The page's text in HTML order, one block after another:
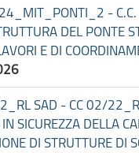
- C.C.
DEL
E DI
SAD - CC 02/22_RL
SICUREZZA DELLA
DI STRUTTURE DI